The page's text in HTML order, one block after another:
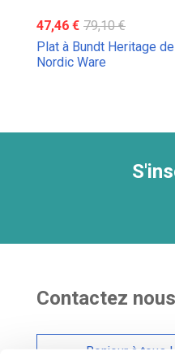
47,46 € 79,10 €
Plat à Bundt Heritage de
Nordic Ware
Contactez nous
Bonjour à tous